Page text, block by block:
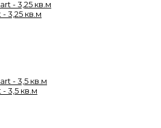
3,25 кв.м
3,5 кв.м